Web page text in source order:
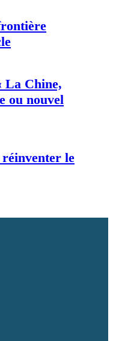
La Chine,
ou nouvel
le